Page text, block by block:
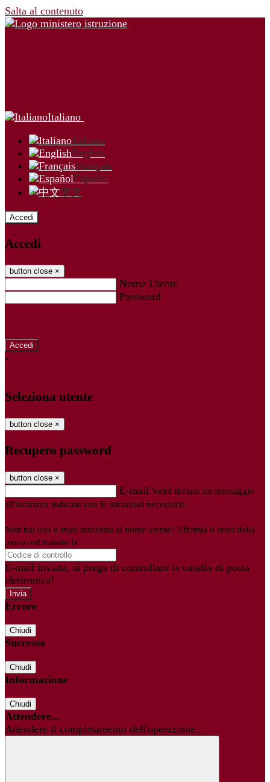
Salta al contenuto
Italiano
Italiano
English
Français
Español
中文
Accedi
Accedi
button close ×
Nome Utente
Password
-
Seleziona utente
button close ×
Recupero password
button close ×
E-mail Verrà inviato un messaggio
all'indirizzo indicato con le istruzioni necessarie.
Non hai una e-mail associata al nome utente? Effettua il reset della
password tramite la
E-mail inviata, si prega di controllare la casella di posta
elettronica!
Errore
Chiudi
Successo
Chiudi
Informazione
Chiudi
Attendere...
Attendere il completamento dell'operazione...